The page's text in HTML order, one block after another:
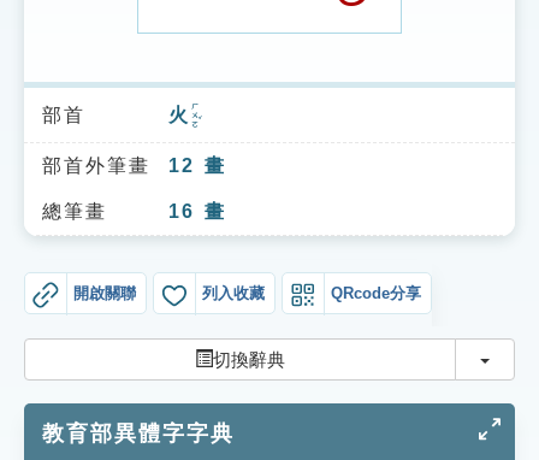
索引選單
知識索引
單字索引
遊戲專區
教學應用
貓頭鷹博士
部首 火 ㄏㄨㄛˇ
部首外筆畫 12 畫
總筆畫 16 畫
開啟關聯 列入收藏 QRcode分享
切換辭典 切換
教育部異體字字典